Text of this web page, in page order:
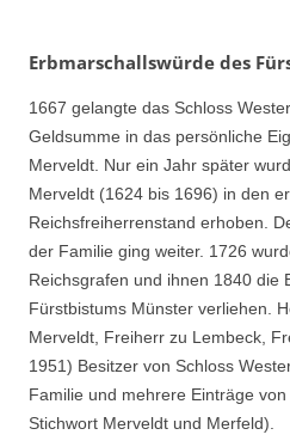
Erbmarschallswürde des
1667 gelangte das Schloss
Geldsumme in das persönliche
Merveldt. Nur ein Jahr später
Merveldt (1624 bis 1696) in den
Reichsfreiherrenstand erhoben.
der Familie ging weiter. 1726
Reichsgrafen und ihnen 1840 die
Fürstbistums Münster verliehen.
Merveldt, Freiherr zu Lembeck,
1951) Besitzer von Schloss
Familie und mehrere Einträge
Stichwort Merveldt und Merfeld).